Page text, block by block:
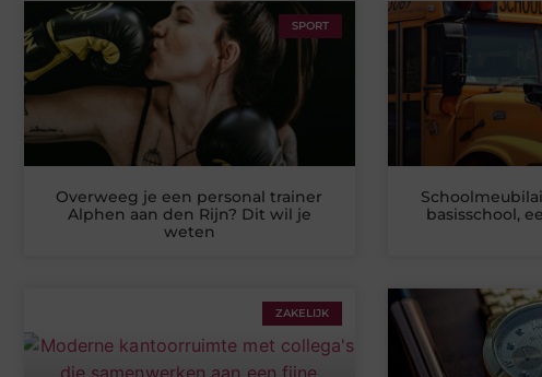
SPORT
Overweeg je een personal trainer
Alphen aan den Rijn? Dit wil je
weten
basisschool,
ZAKELIJK